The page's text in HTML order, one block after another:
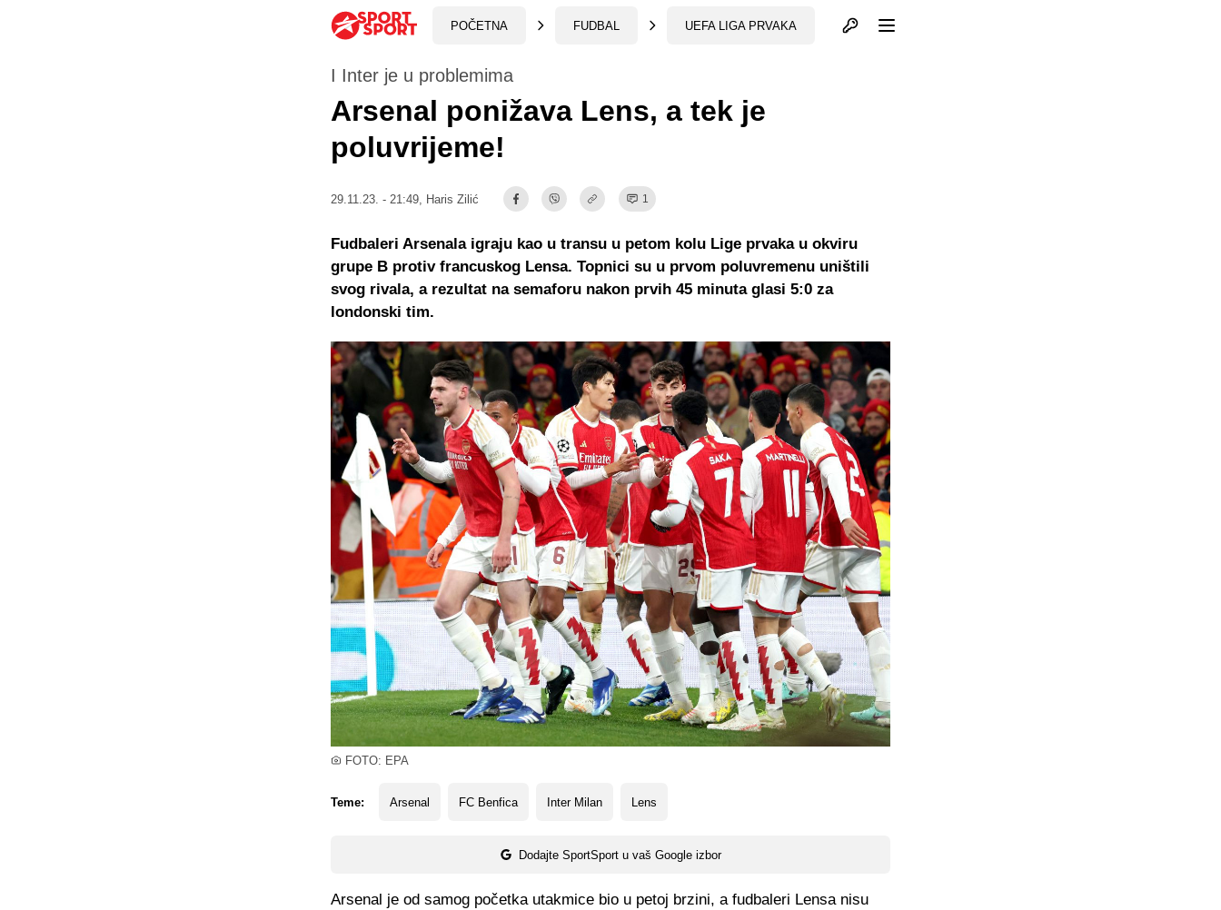
POČETNA FUDBAL UEFA LIGA PRVAKA Otvori profil
FOTO: EPA
I Inter je u problemima
Arsenal ponižava Lens, a tek je
poluvrijeme!
29.11.23. - 21:49, Haris Zilić 1
Teme: Arsenal FC Benfica Inter Milan Lens
Dodajte SportSport u vaš Google izbor
Fudbaleri Arsenala igraju kao u transu u petom kolu Lige prvaka u okviru
grupe B protiv francuskog Lensa. Topnici su u prvom poluvremenu uništili
svog rivala, a rezultat na semaforu nakon prvih 45 minuta glasi 5:0 za
londonski tim.
Arsenal je od samog početka utakmice bio u petoj brzini, a fudbaleri Lensa nisu